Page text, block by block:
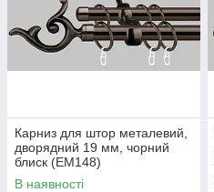
Карниз для штор металевий,
дворядний 19 мм, чорний
блиск (ЕМ148)
В наявності